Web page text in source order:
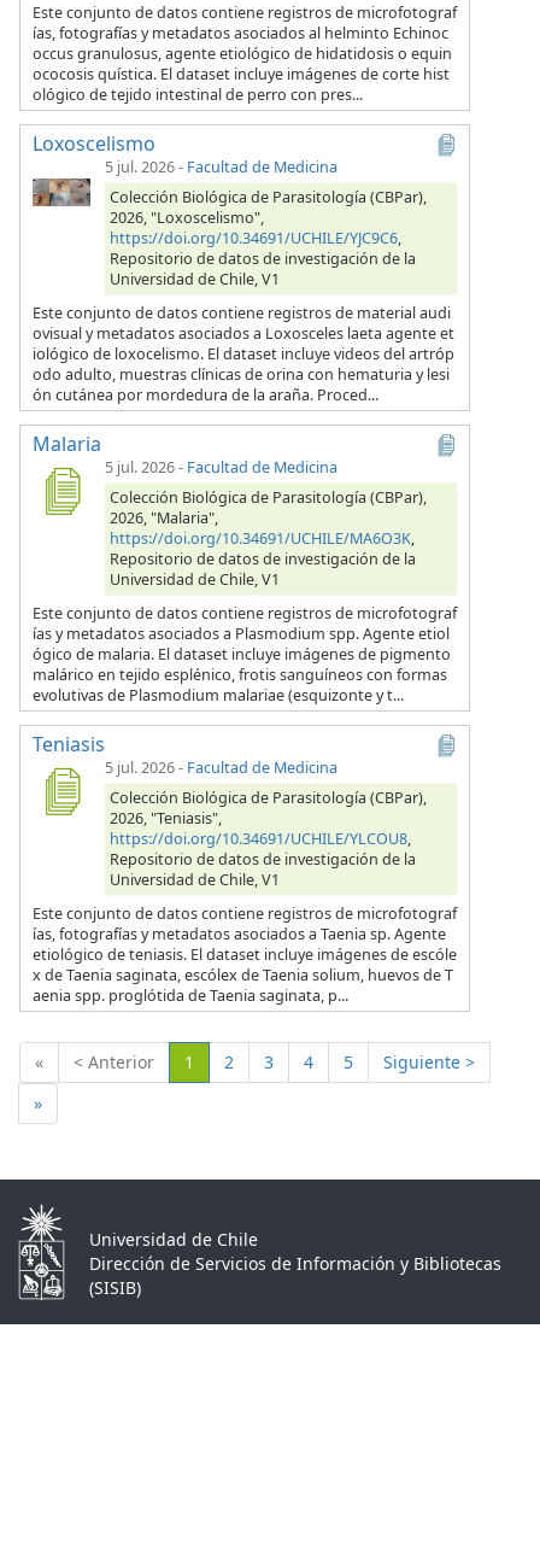
Este conjunto de datos contiene registros de microfotograf
ías, fotografías y metadatos asociados al helminto Echinoc
occus granulosus, agente etiológico de hidatidosis o equin
ococosis quística. El dataset incluye imágenes de corte hist
ológico de tejido intestinal de perro con pres...
Loxoscelismo
5 jul. 2026- Facultad de Medicina
Colección Biológica de Parasitología (CBPar),
2026, "Loxoscelismo",
https://doi.org/10.34691/UCHILE/YJC9C6,
Repositorio de datos de investigación de la
Universidad de Chile, V1
Este conjunto de datos contiene registros de material audi
ovisual y metadatos asociados a Loxosceles laeta agente et
iológico de loxocelismo. El dataset incluye videos del artróp
odo adulto, muestras clínicas de orina con hematuria y lesi
ón cutánea por mordedura de la araña. Proced...
Malaria
5 jul. 2026- Facultad de Medicina
Colección Biológica de Parasitología (CBPar),
2026, "Malaria",
https://doi.org/10.34691/UCHILE/MA6O3K,
Repositorio de datos de investigación de la
Universidad de Chile, V1
Este conjunto de datos contiene registros de microfotograf
ías y metadatos asociados a Plasmodium spp. Agente etiol
ógico de malaria. El dataset incluye imágenes de pigmento
malárico en tejido esplénico, frotis sanguíneos con formas
evolutivas de Plasmodium malariae (esquizonte y t...
Teniasis
5 jul. 2026- Facultad de Medicina
Colección Biológica de Parasitología (CBPar),
2026, "Teniasis",
https://doi.org/10.34691/UCHILE/YLCOU8,
Repositorio de datos de investigación de la
Universidad de Chile, V1
Este conjunto de datos contiene registros de microfotograf
ías, fotografías y metadatos asociados a Taenia sp. Agente
etiológico de teniasis. El dataset incluye imágenes de escóle
x de Taenia saginata, escólex de Taenia solium, huevos de T
aenia spp. proglótida de Taenia saginata, p...
« < Anterior 1 (Actual)
2 3 4 5
Siguiente >
»
Universidad de Chile
Dirección de Servicios de Información y Bibliotecas
(SISIB)